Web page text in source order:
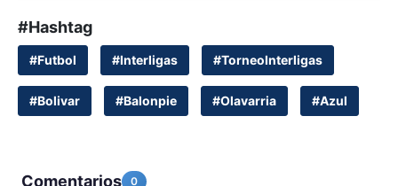
#Hashtag
#Futbol #Interligas #TorneoInterligas
#Bolivar #Balonpie #Olavarria #Azul
Comentarios 0